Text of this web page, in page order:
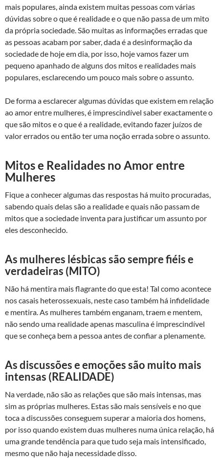
mais populares, ainda existem muitas pessoas com várias
dúvidas sobre o que é realidade e o que não passa de um mito
da própria sociedade. São muitas as informações erradas que
as pessoas acabam por saber, dada é a desinformação da
sociedade de hoje em dia, por isso, hoje vamos fazer um
pequeno apanhado de alguns dos mitos e realidades mais
populares, esclarecendo um pouco mais sobre o assunto.
De forma a esclarecer algumas dúvidas que existem em relação
ao amor entre mulheres, é imprescindível saber exactamente o
que são mitos e o que é a realidade, evitando fazer juízos de
valor errados ou então ter uma noção errada sobre o assunto.
Mitos e Realidades no Amor entre
Mulheres
Fique a conhecer algumas das respostas há muito procuradas,
sabendo quais delas são a realidade e quais não passam de
mitos que a sociedade inventa para justificar um assunto por
eles desconhecido.
As mulheres lésbicas são sempre fiéis e
verdadeiras (MITO)
Não há mentira mais flagrante do que esta! Tal como acontece
nos casais heterossexuais, neste caso também há infidelidade
e mentira. As mulheres também enganam, traem e mentem,
não sendo uma realidade apenas masculina é imprescindível
que se conheça bem a pessoa antes de confiar a plenamente.
As discussões e emoções são muito mais
intensas (REALIDADE)
Na verdade, não são as relações que são mais intensas, mas
sim as próprias mulheres. Estas são mais sensíveis e no que
toca a discussões conseguem superar a maioria dos homens,
por isso quando existem duas mulheres numa única relação, há
uma grande tendência para que tudo seja mais intensificado,
mesmo que não haja necessidade disso.